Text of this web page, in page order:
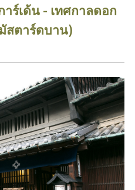
ร์เด้น - เทศกาลดอก
สตาร์ดบาน)